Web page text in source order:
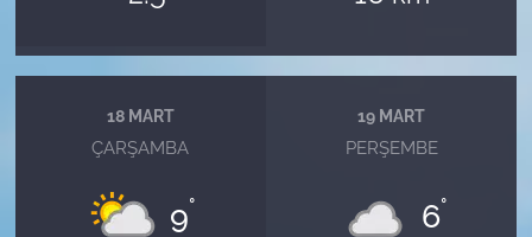
18 MART
ÇARŞAMBA
9°
19 MART
PERŞEMBE
6°